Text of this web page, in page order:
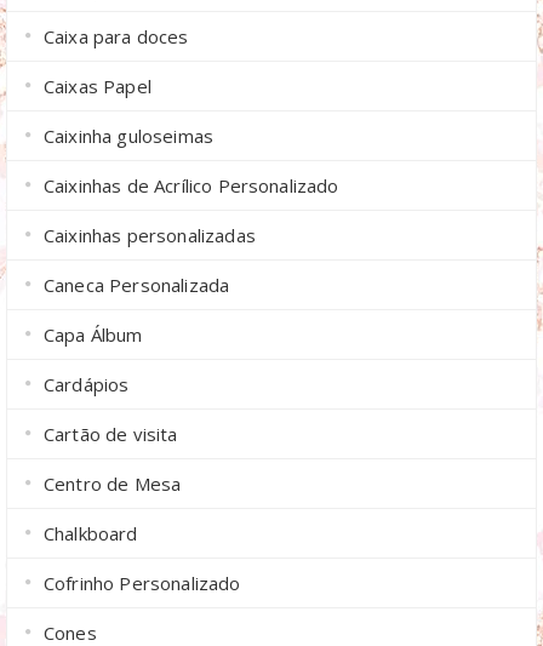
Caixa para doces
Caixas Papel
Caixinha guloseimas
Caixinhas de Acrílico Personalizado
Caixinhas personalizadas
Caneca Personalizada
Capa Álbum
Cardápios
Cartão de visita
Centro de Mesa
Chalkboard
Cofrinho Personalizado
Cones